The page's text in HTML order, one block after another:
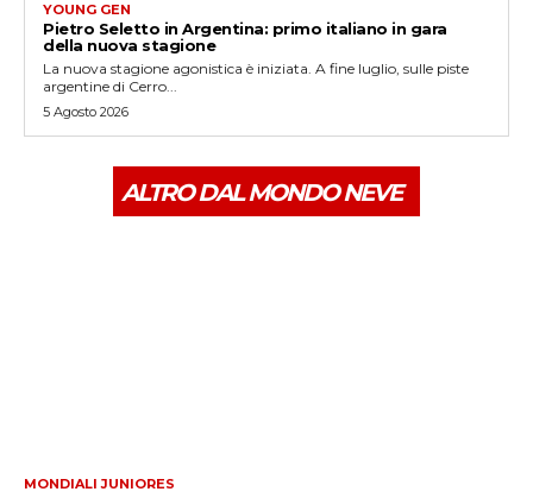
YOUNG GEN
Pietro Seletto in Argentina: primo italiano in gara
della nuova stagione
La nuova stagione agonistica è iniziata. A fine luglio, sulle piste
argentine di Cerro...
5 Agosto 2026
ALTRO DAL MONDO NEVE
MONDIALI JUNIORES